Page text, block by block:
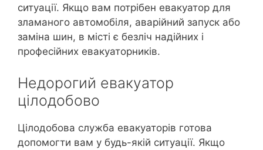
ситуації. Якщо вам потрібен евакуатор для
зламаного автомобіля, аварійний запуск або
заміна шин, в місті є безліч надійних і
професійних евакуаторників.
Недорогий евакуатор
цілодобово
Цілодобова служба евакуаторів готова
допомогти вам у будь-якій ситуації. Якщо